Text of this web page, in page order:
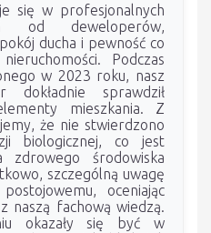
się w profesjonalnych
od deweloperów,
ducha i pewność co
Podczas
w 2023 roku, nasz
dokładnie sprawdził
mieszkania. Z
że nie stwierdzono
biologicznej, co jest
środowiska
szczególną uwagę
oceniając
naszą fachową wiedzą.
okazały się być w